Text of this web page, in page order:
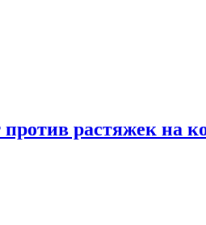
против растяжек на